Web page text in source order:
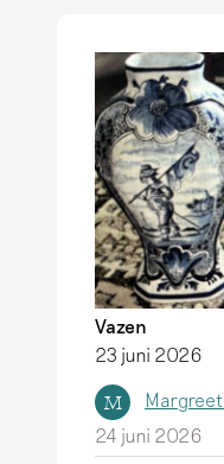
e
r
s
371
Vazen
23 juni 2026
M
Margreet
24 juni 2026